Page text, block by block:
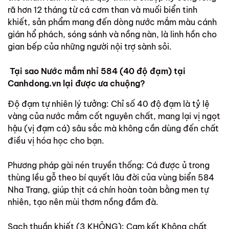
rã hơn 12 tháng từ cá cơm than và muối biển tinh
khiết, sản phẩm mang đến dòng nước mắm màu cánh
gián hổ phách, sóng sánh và nồng nàn, là linh hồn cho
gian bếp của những người nội trợ sành sỏi.
Tại sao Nước mắm nhỉ 584 (40 độ đạm) tại
Canhdong.vn lại được ưa chuộng?
Độ đạm tự nhiên lý tưởng: Chỉ số 40 độ đạm là tỷ lệ
vàng của nước mắm cốt nguyên chất, mang lại vị ngọt
hậu (vị đạm cá) sâu sắc mà không cần dùng đến chất
điều vị hóa học cho bạn.
Phương pháp gài nén truyền thống: Cá được ủ trong
thùng lều gỗ theo bí quyết lâu đời của vùng biển 584
Nha Trang, giúp thịt cá chín hoàn toàn bằng men tự
nhiên, tạo nên mùi thơm nồng đầm đà.
Sạch thuần khiết (3 KHÔNG): Cam kết Không chất